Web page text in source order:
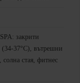
закрити
37°C), вътрешни
стая, фитнес